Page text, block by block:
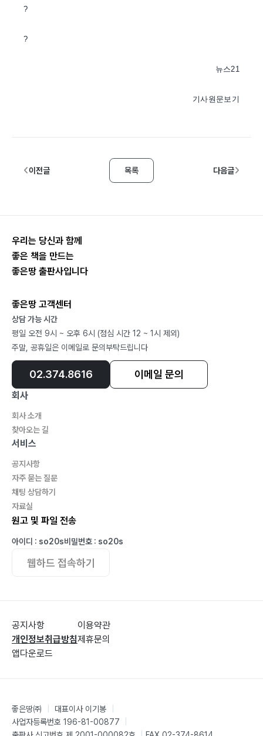
?
?
뉴스21
기사원문보기
이전글 목록 다음글
우리는 당신과 함께
좋은 책을 만드는
좋은땅 출판사입니다
좋은땅 고객센터
상담 가능 시간
평일 오전 9시 ~ 오후 6시 (점심 시간 12 ~ 1시 제외)
주말, 공휴일은 이메일로 문의부탁드립니다
02.374.8616 이메일 문의
회사
회사 소개
찾아오는 길
서비스
공지사항
자주 묻는 질문
채팅 상담하기
자료실
원고 및 파일 전송
아이디 : so20s비밀번호 : so20s
웹하드 접속하기
공지사항
개인정보취급방침
앱다운로드
이용약관
제휴문의
좋은땅㈜ 대표이사 이기봉
사업자등록번호 196-81-00877